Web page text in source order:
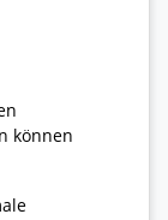
können